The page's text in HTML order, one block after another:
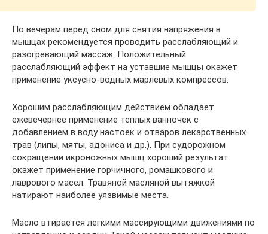
По вечерам перед сном для снятия напряжения в
мышцах рекомендуется проводить расслабляющий и
разогревающий массаж. Положительный
расслабляющий эффект на уставшие мышцы окажет
применение уксусно-водных марлевых компрессов.
Хорошим расслабляющим действием обладает
ежевечернее применение теплых ванночек с
добавлением в воду настоек и отваров лекарственных
трав (липы, мяты, адониса и др.). При судорожном
сокращении икроножных мышц хороший результат
окажет применение горчичного, ромашкового и
лаврового масел. Травяной масляной вытяжкой
натирают наиболее уязвимые места.
Масло втирается легкими массирующими движениями по